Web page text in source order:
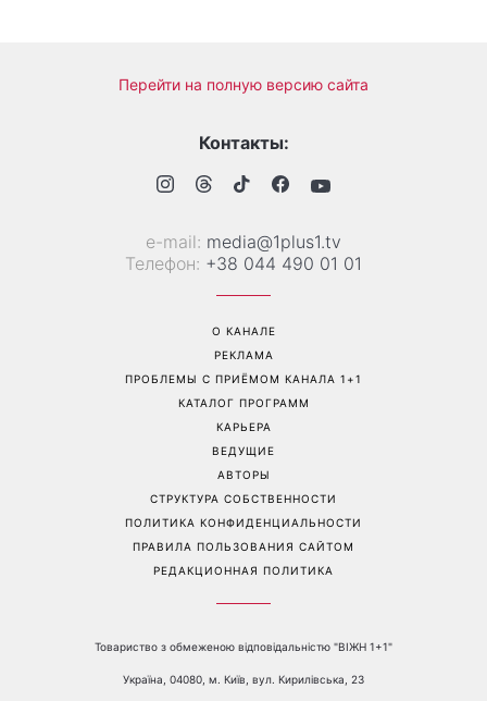
Пантелеймон, Николай и
Сава среди именинников -
салат: готовим «Зеленую
богиню»